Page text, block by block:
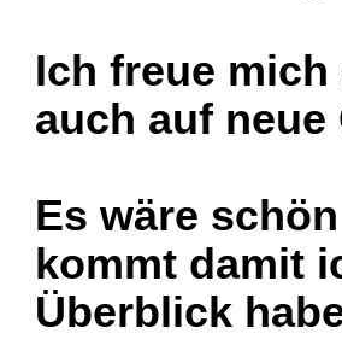
Ich freue
auch auf neue
Es wäre
kommt damit
Überblick